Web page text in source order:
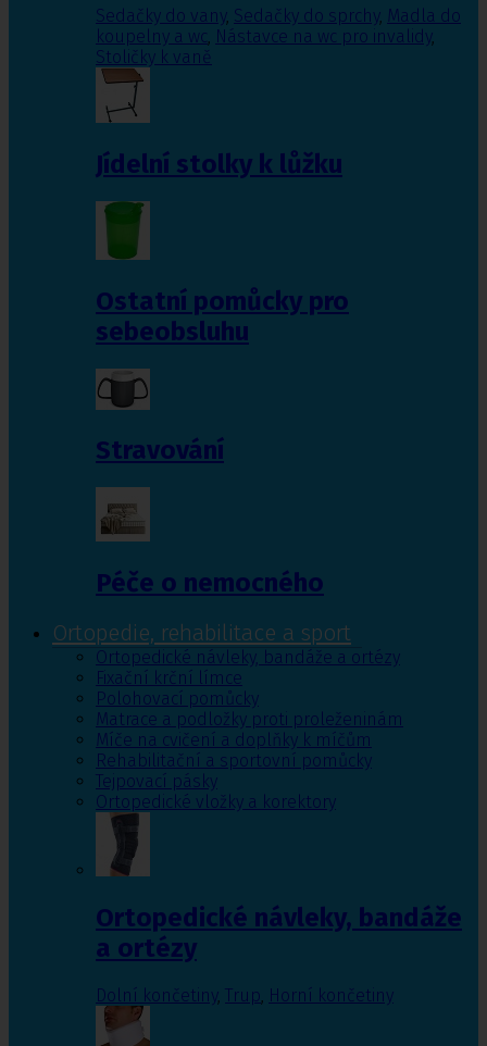
Sedačky do vany, Sedačky do sprchy, Madla do
koupelny a wc, Nástavce na wc pro invalidy,
Stoličky k vaně
Jídelní stolky k lůžku
Ostatní pomůcky pro
sebeobsluhu
Stravování
Péče o nemocného
Ortopedie, rehabilitace a sport
Ortopedické návleky, bandáže a ortézy
Fixační krční límce
Polohovací pomůcky
Matrace a podložky proti proleženinám
Míče na cvičení a doplňky k míčům
Rehabilitační a sportovní pomůcky
Tejpovací pásky
Ortopedické vložky a korektory
Ortopedické návleky, bandáže
a ortézy
Dolní končetiny, Trup, Horní končetiny